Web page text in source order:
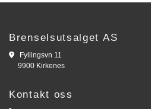
Brenselsutsalget AS
 Fyllingsvn 11
9900 Kirkenes
Kontakt oss